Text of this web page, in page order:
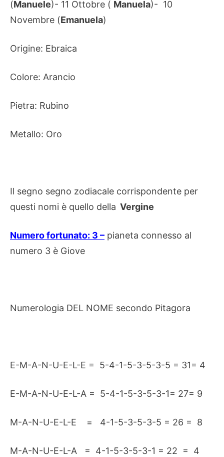
(Manuele)- 11 Ottobre ( Manuela)- 10
Novembre (Emanuela)
Origine: Ebraica
Colore: Arancio
Pietra: Rubino
Metallo: Oro
Il segno segno zodiacale corrispondente per
questi nomi è quello della Vergine
Numero fortunato: 3 – pianeta connesso al
numero 3 è Giove
Numerologia DEL NOME secondo Pitagora
E-M-A-N-U-E-L-E = 5-4-1-5-3-5-3-5 = 31= 4
E-M-A-N-U-E-L-A = 5-4-1-5-3-5-3-1= 27= 9
M-A-N-U-E-L-E = 4-1-5-3-5-3-5 = 26 = 8
M-A-N-U-E-L-A = 4-1-5-3-5-3-1 = 22 = 4